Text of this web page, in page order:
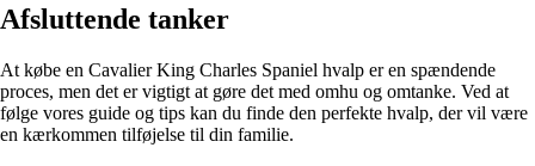
Afsluttende tanker
At købe en Cavalier King Charles Spaniel hvalp er en spændende
proces, men det er vigtigt at gøre det med omhu og omtanke. Ved at
følge vores guide og tips kan du finde den perfekte hvalp, der vil være
en kærkommen tilføjelse til din familie.